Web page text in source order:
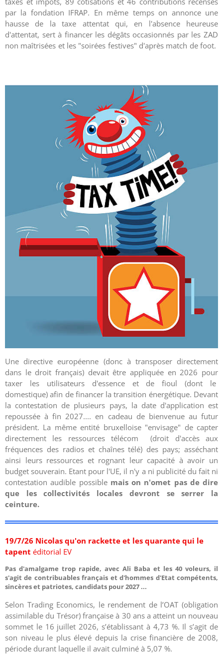
par la fondation IFRAP. En même temps on annonce une
hausse de la taxe attentat qui, en l'absence heureuse
d'attentat, sert à financer les dégâts occasionnés par les ZAD
non maîtrisées et les "soirées festives" d'après match de foot.
Une directive européenne (donc à transposer directement
dans le droit français) devait être appliquée en 2026 pour
taxer les utilisateurs d'essence et de fioul (dont le
domestique) afin de financer la transition énergétique. Devant
la contestation de plusieurs pays, la date d'application est
repoussée à fin 2027.... en cadeau de bienvenue au futur
président. La même entité bruxelloise "envisage" de capter
directement les ressources télécom (droit d'accès aux
fréquences des radios et chaînes télé) des pays; asséchant
ainsi leurs ressources et rognant leur capacité à avoir un
budget souverain. Etant pour l'UE, il n'y a ni publicité du fait ni
contestation audible possible mais on n'omet pas de dire
que les collectivités locales devront se serrer la
ceinture.
19/7/26 Nicolas qu'on rackette et les quarante qui le
tapent éditorial EV
Pas d'amalgame trop rapide, avec Ali Baba et les 40 voleurs, il
s'agit de contribuables français et d'hommes d'Etat compétents,
sincères et patriotes, candidats pour 2027 ...
Selon Trading Economics, le rendement de l’OAT (obligation
assimilable du Trésor) française à 30 ans a atteint un nouveau
sommet le 16 juillet 2026, s’établissant à 4,73 %. Il s’agit de
son niveau le plus élevé depuis la crise financière de 2008,
période durant laquelle il avait culminé à 5,07 %.